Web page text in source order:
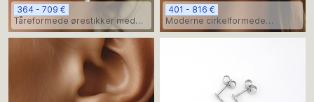
364 - 709 €
Tåreformede ørestikker med
diamant
401 - 816 €
Moderne cirkelformede
diamantøreringe